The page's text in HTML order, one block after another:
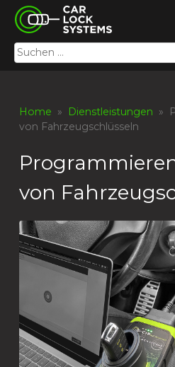
Skip
content
Car Lock Systems
Car Lock Systems
Suchen
nach:
Home » Dienstleistungen »
von Fahrzeugschlüsseln
von